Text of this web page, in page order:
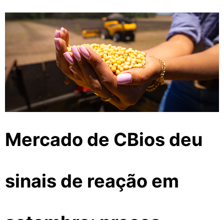
Mercado de CBios deu
sinais de reação em